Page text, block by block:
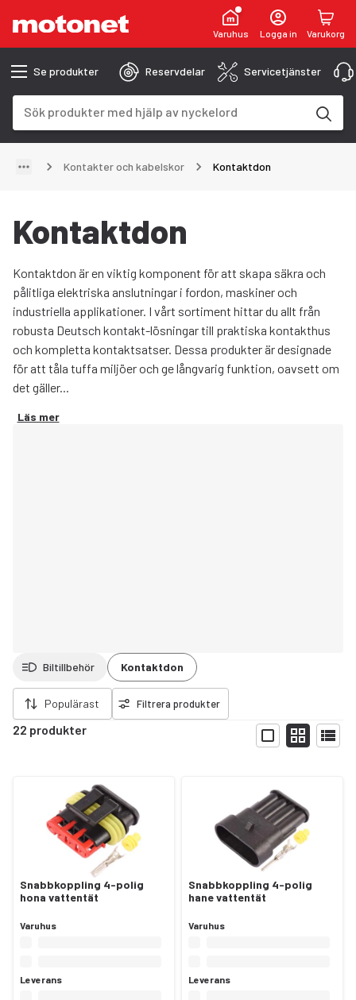
Varuhus Logga in Varukorg
Se produkter Reservdelar Servicetjänster
Kontakter och kabelskor Kontaktdon
Kontaktdon
Kontaktdon är en viktig komponent för att skapa säkra och
pålitliga elektriska anslutningar i fordon, maskiner och
industriella applikationer. I vårt sortiment hittar du allt från
robusta Deutsch kontakt-lösningar till praktiska kontakthus
och kompletta kontaktsatser. Dessa produkter är designade
för att tåla tuffa miljöer och ge långvarig funktion, oavsett om
det gäller...
Läs mer
Biltillbehör Kontaktdon
Populärast Filtrera produkter
22 produkter
Visa
filter
Snabbkoppling 4-polig
hona vattentät
Varuhus
Leverans
Snabbkoppling 4-polig
hane vattentät
Varuhus
Leverans